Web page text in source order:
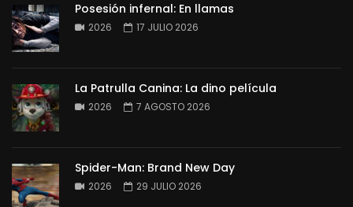
Posesión infernal: En llamas
2026 17 JULIO 2026
La Patrulla Canina: La dino película
2026 7 AGOSTO 2026
Spider-Man: Brand New Day
2026 29 JULIO 2026